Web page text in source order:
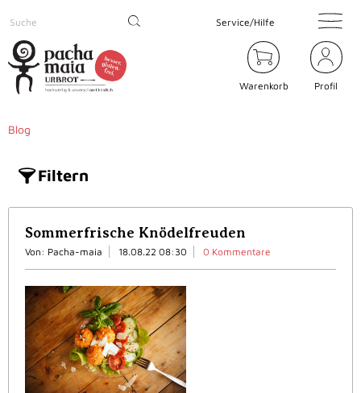
Service/Hilfe
Warenkorb Profil
Blog
Filtern
Sommerfrische Knödelfreuden
Von: Pacha-maia 18.08.22 08:30 0 Kommentare